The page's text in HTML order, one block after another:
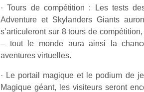
· Tours de compétition : Les tests
Adventure et Skylanders Giants
s’articuleront sur 8 tours de
– tout le monde aura ainsi la
aventures virtuelles.
· Le portail magique et le podium de
Magique géant, les visiteurs seront